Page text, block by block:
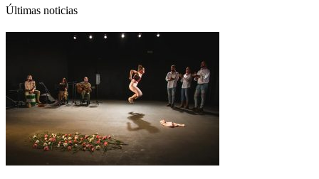
Últimas noticias